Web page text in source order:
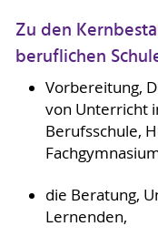
Zu den
beruflichen
Vorbereitung,
von Unterricht
Berufsschule,
die Beratung,
Lernenden,